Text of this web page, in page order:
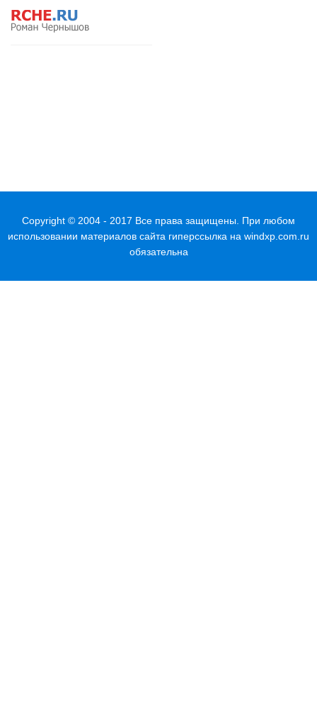
Copyright © 2004 - 2017 Все права защищены. При любом
использовании материалов сайта гиперссылка на windxp.com.ru
обязательна